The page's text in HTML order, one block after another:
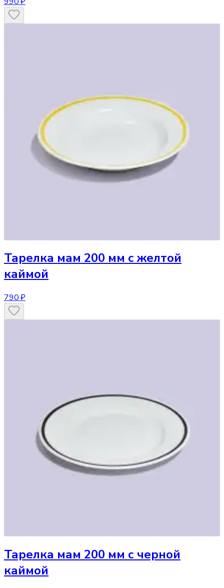
Тарелка мам 200 мм с желтой
каймой
790 ₽
Тарелка мам 200 мм с черной
каймой